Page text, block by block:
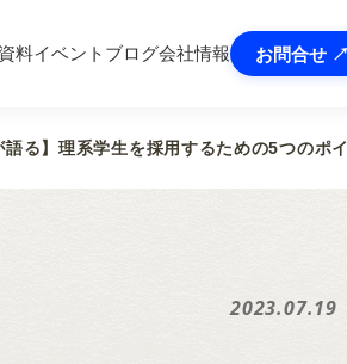
料イベント ブログ会社情報 お問合せ ↗
語る】理系学生を採用するための5つのポ
2023.07.19